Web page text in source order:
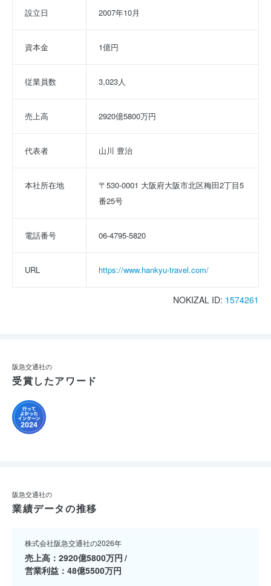
設立日 2007年10月
資本金 1億円
従業員数 3,023人
売上高 2920億5800万円
代表者 山川 豊治
本社所在地
〒530-0001 大阪府大阪市北区梅田2丁目5
番25号
電話番号 06-4795-5820
URL https://www.hankyu-travel.com/
NOKIZAL ID: 1574261
阪急交通社の
受賞したアワード
阪急交通社の
業績データの推移
株式会社阪急交通社の2026年
売上高
2920億5800万円
営業利益
48億5500万円